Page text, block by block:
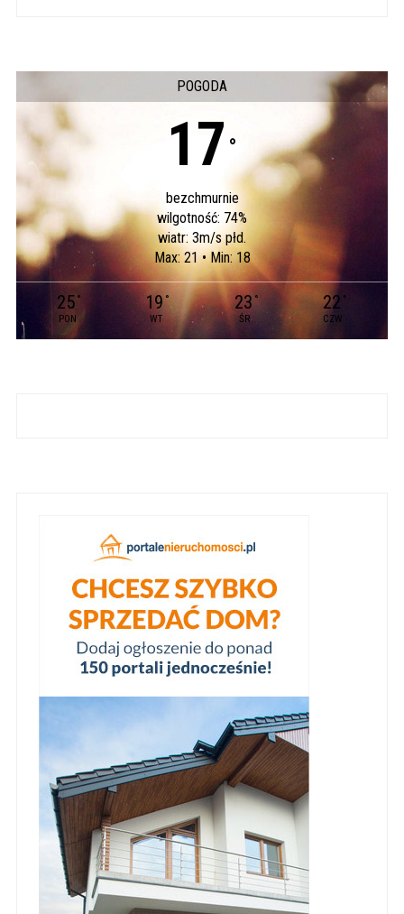
POGODA
17 °
bezchmurnie
wilgotność: 74%
wiatr: 3m/s płd.
Max: 21 • Min: 18
25 °
PON
19°
WT
23 °
ŚR
22 °
CZW